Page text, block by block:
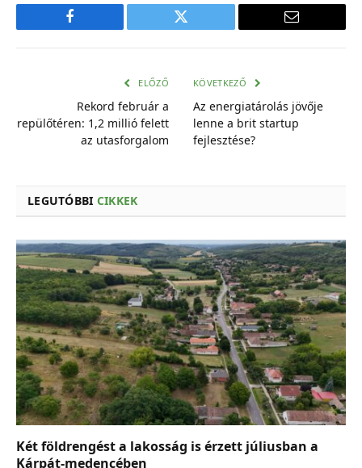
Facebook Twitter
E-
ELŐZŐ
Rekord február a
repülőtéren: 1,2 millió felett
az utasforgalom
KÖVETKEZŐ
Az energiatárolás jövője
lenne a brit startup
fejlesztése?
LEGUTÓBBI CIKKEK
Két földrengést a lakosság is érzett júliusban a
Kárpát-medencében